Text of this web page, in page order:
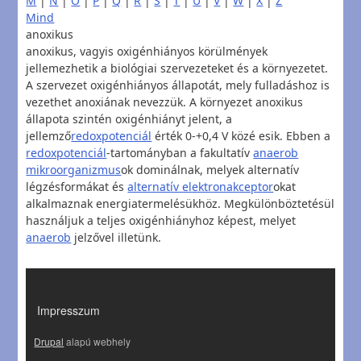
Mind
anoxikus
anoxikus, vagyis oxigénhiányos körülmények
jellemezhetik a biológiai szervezeteket és a környezetet.
A szervezet oxigénhiányos állapotát, mely fulladáshoz is
vezethet anoxiának nevezzük. A környezet anoxikus
állapota szintén oxigénhiányt jelent, a
jellemzőredoxpotenciál érték 0-+0,4 V közé esik. Ebben a
redoxpotenciál-tartományban a fakultatívanaerob
mikroorganizmusok dominálnak, melyek alternatív
légzésformákat ésalternatív elektronakceptorokat
alkalmaznak energiatermelésükhöz. Megkülönböztetésül
használjuk a teljes oxigénhiányhoz képest, melyet
anaerob jelzővel illetünk.
Impresszum
Drupal alapú webhely